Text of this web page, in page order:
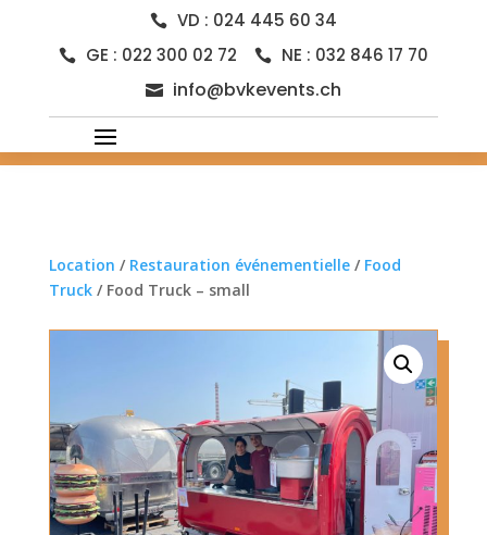
 VD : 024 445 60 34
 GE : 022 300 02 72  NE : 032 846 17 70
 info@bvkevents.ch
Location / Restauration événementielle/ Food
Truck/ Food Truck – small